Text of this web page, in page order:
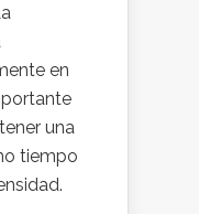
en
una
tiempo